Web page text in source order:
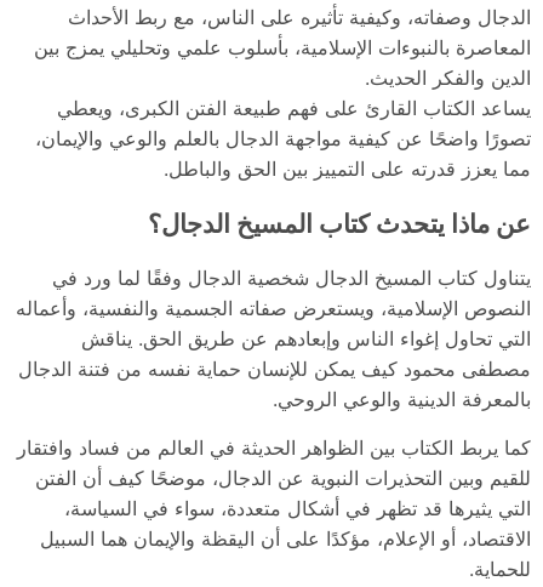
الدجال وصفاته، وكيفية تأثيره على الناس، مع ربط الأحداث
المعاصرة بالنبوءات الإسلامية، بأسلوب علمي وتحليلي يمزج بين
الدين والفكر الحديث.
يساعد الكتاب القارئ على فهم طبيعة الفتن الكبرى، ويعطي
تصورًا واضحًا عن كيفية مواجهة الدجال بالعلم والوعي والإيمان،
مما يعزز قدرته على التمييز بين الحق والباطل.
عن ماذا يتحدث كتاب المسيخ الدجال؟
يتناول كتاب المسيخ الدجال شخصية الدجال وفقًا لما ورد في
النصوص الإسلامية، ويستعرض صفاته الجسمية والنفسية، وأعماله
التي تحاول إغواء الناس وإبعادهم عن طريق الحق. يناقش
مصطفى محمود كيف يمكن للإنسان حماية نفسه من فتنة الدجال
بالمعرفة الدينية والوعي الروحي.
كما يربط الكتاب بين الظواهر الحديثة في العالم من فساد وافتقار
للقيم وبين التحذيرات النبوية عن الدجال، موضحًا كيف أن الفتن
التي يثيرها قد تظهر في أشكال متعددة، سواء في السياسة،
الاقتصاد، أو الإعلام، مؤكدًا على أن اليقظة والإيمان هما السبيل
للحماية.